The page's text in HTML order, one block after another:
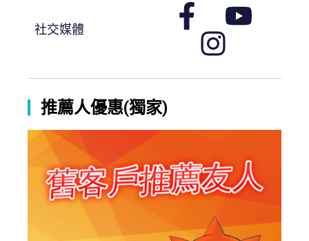
社交媒體
推薦人優惠(獨家)